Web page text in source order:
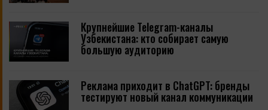
Крупнейшие Telegram-каналы
Узбекистана: кто собирает самую
большую аудиторию
Реклама приходит в ChatGPT: бренды
тестируют новый канал коммуникации